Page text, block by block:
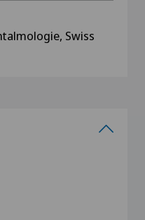
Swiss